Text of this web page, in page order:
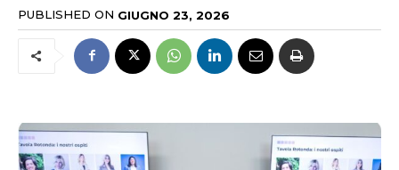
PUBLISHED ON GIUGNO 23, 2026